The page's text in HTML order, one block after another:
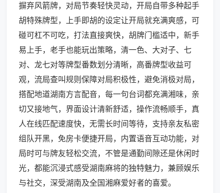
摒弃风箭牌，对局节奏轻快灵动，开局自带多种起手
胡特殊牌型，上手即胡的设定让开局就充满爽感，可
碰可杠不可吃，打法直接爽快，胡牌门槛适中，新手
易上手，老手也能玩出策略，清一色、大对子、七
对、龙七对等牌型番数划分清晰，高番牌型收益可
观，流局查叫规则保障对局积极性，避免消极对局，
搭配地道湖南方言配音，每一句台词都充满湘味，亲
切又接地气，界面设计清新舒适，操作流畅顺手，真
人在线匹配速度快，无需长时间等待，支持亲友私密
组队开黑，免房卡便捷开局，内置语音互动功能，对
局时可与牌友轻松交流，不管是通勤间隙还是休闲时
光，都能沉浸式感受湖南麻将的独特魅力，兼顾娱乐
与社交，深受湖南及全国湘麻爱好者的喜爱。